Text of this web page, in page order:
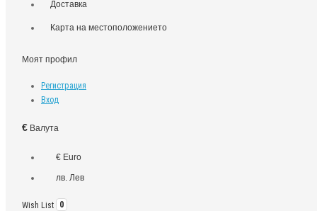
Доставка
Карта на местоположението
Моят профил
Регистрация
Вход
€ Валута
€ Euro
лв. Лев
Wish List 0